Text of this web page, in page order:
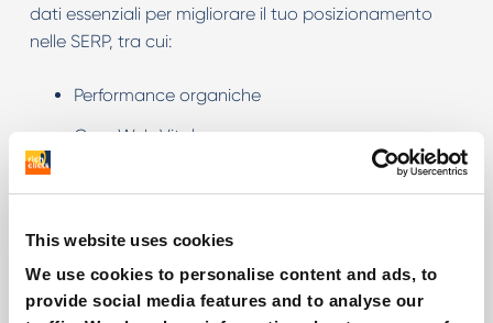
This website uses cookies
We use cookies to personalise content and ads, to
provide social media features and to analyse our
dati essenziali per migliorare il tuo posizionamento
nelle SERP, tra cui:
Performance organiche
Core Web Vitals
Il nostro team ti fornirà una chiara panoramica dello
status SEO attualedel tuo sito e ti guiderà verso le